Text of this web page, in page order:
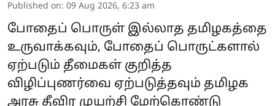
Published on: 09 Aug 2026, 6:23 am
போதைப் பொருள் இல்லாத தமிழகத்தை
உருவாக்கவும், போதைப் பொருட்களால்
ஏற்படும் தீமைகள் குறித்த
விழிப்புணர்வை ஏற்படுத்தவும் தமிழக
அரசு தீவிர முயற்சி மேற்கொண்டு